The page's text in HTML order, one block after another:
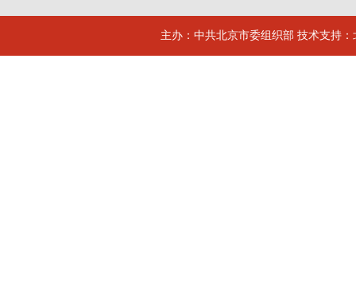
主办：中共北京市委组织部 技术支持